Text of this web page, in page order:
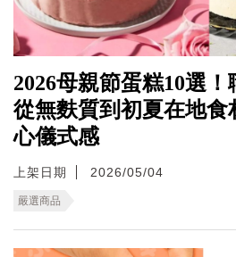
2026母親節蛋糕10選
從無麩質到初夏在地食
心儀式感
上架日期 2026/05/04
嚴選商品